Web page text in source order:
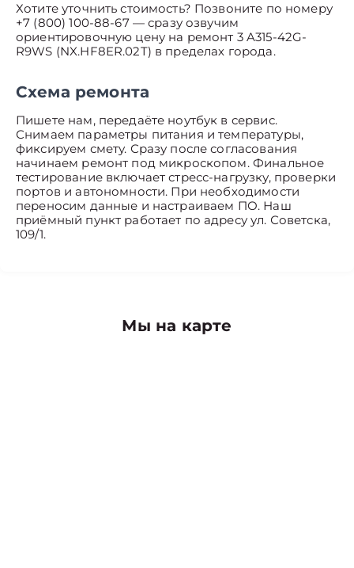
Хотите уточнить стоимость? Позвоните по номеру
+7 (800) 100-88-67 — сразу озвучим
ориентировочную цену на ремонт 3 A315-42G-
R9WS (NX.HF8ER.02T) в пределах города.
Схема ремонта
Пишете нам, передаёте ноутбук в сервис.
Снимаем параметры питания и температуры,
фиксируем смету. Сразу после согласования
начинаем ремонт под микроскопом. Финальное
тестирование включает стресс-нагрузку, проверки
портов и автономности. При необходимости
переносим данные и настраиваем ПО. Наш
приёмный пункт работает по адресу ул. Советска,
109/1.
Мы на карте